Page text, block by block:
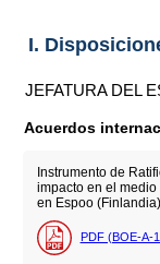
I.
JEFATURA DEL
Acuerdos
Instrumento de
impacto en el
en Espoo
PDF (BOE-A-